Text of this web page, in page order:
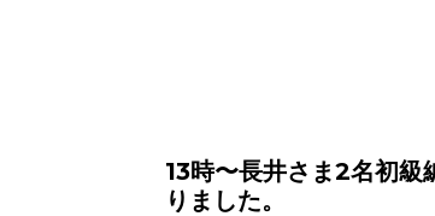
13時〜長井さま2名初級
りました。